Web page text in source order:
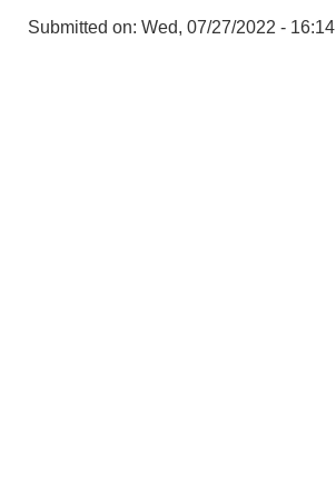
Submitted on: Wed, 07/27/2022 - 16:14